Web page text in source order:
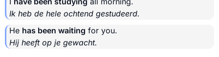
Ik heb de hele ochtend gestudeerd.
He has been waiting for you.
Hij heeft op je gewacht.